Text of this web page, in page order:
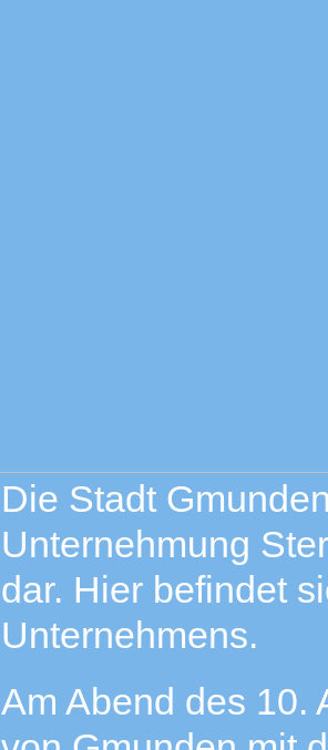
Die Stadt
Unternehmung
dar. Hier befindet
Unternehmens.
Am Abend des 10.